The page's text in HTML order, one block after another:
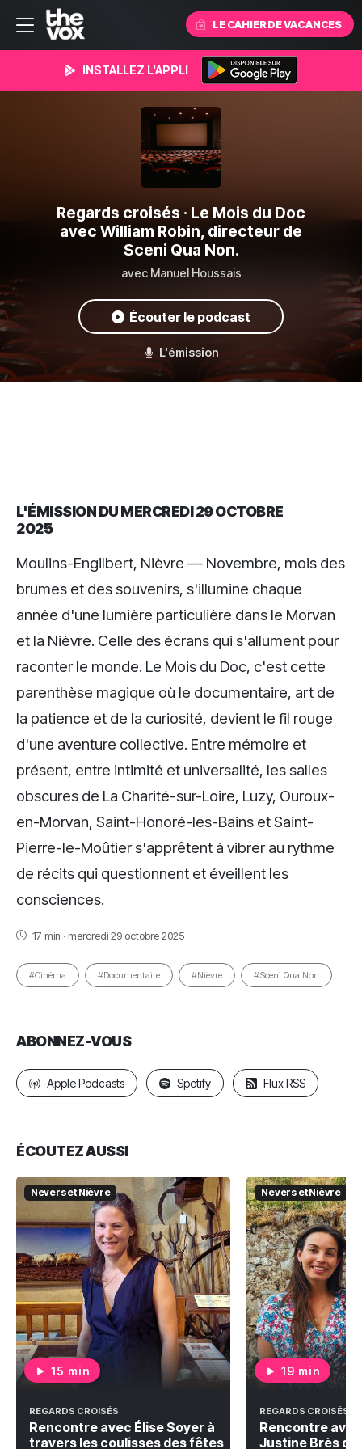
LE CAHIER DE VACANCES
INSTALLEZ L'APPLI
Regards croisés · Le Mois du Doc
avec William Robin, directeur de
Sceni Qua Non.
avec Manuel Houssais
Écouter le podcast
L'émission
L'ÉMISSION DU MERCREDI 29 OCTOBRE
2025
Moulins-Engilbert, Nièvre — Novembre, mois des
brumes et des souvenirs, s'illumine chaque
année d'une lumière particulière dans le Morvan
et la Nièvre. Celle des écrans qui s'allument pour
raconter le monde. Le Mois du Doc, c'est cette
parenthèse magique où le documentaire, art de
la patience et de la curiosité, devient le fil rouge
d'une aventure collective. Entre mémoire et
présent, entre intimité et universalité, les salles
obscures de La Charité-sur-Loire, Luzy, Ouroux-
en-Morvan, Saint-Honoré-les-Bains et Saint-
Pierre-le-Moûtier s'apprêtent à vibrer au rythme
de récits qui questionnent et éveillent les
consciences.
17 min · mercredi 29 octobre 2025
#Cinéma #Documentaire #Nièvre #Sceni Qua Non
ABONNEZ-VOUS
Apple Podcasts Spotify Flux RSS
ÉCOUTEZ AUSSI
Nevers et Nièvre
15 min
REGARDS CROISÉS
Rencontre avec Élise Soyer à
travers les coulisses des fêtes
Nevers et Nièvre
19 min
REGARDS CROISÉS
Rencontre
Justine Brès